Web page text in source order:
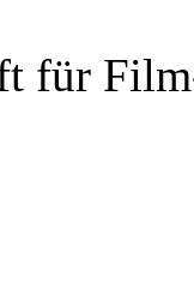
für